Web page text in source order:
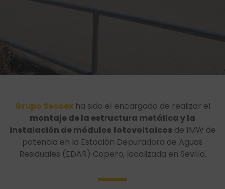
Grupo Secoexha sido el encargado de realizar el
montaje de la estructura metálica y la
instalación de módulos fotovoltaicosde 1MW de
potencia en la Estación Depuradora de Aguas
Residuales (EDAR) Copero, localizada en Sevilla.